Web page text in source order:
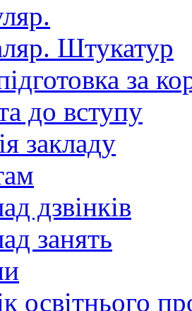
Штукатур
за
до вступу
закладу
дзвінків
занять
освітнього